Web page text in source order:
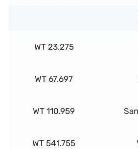
WT 23.275
WT 67.697
WT 110.959
WT 541.755